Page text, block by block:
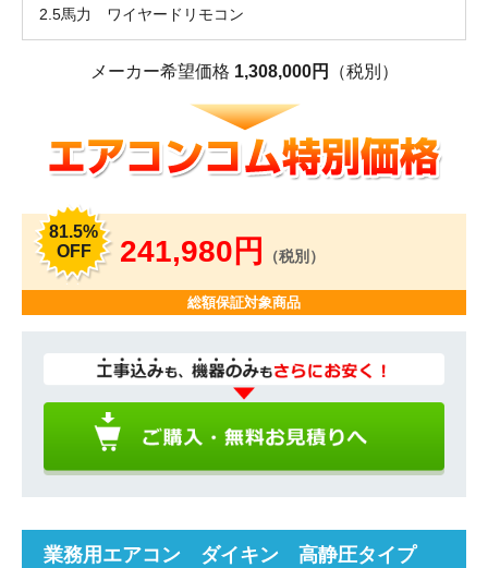
2.5馬力 ワイヤードリモコン
メーカー希望価格 1,308,000円 （税別）
81.5%
OFF
241,980円 （税別）
総額保証対象商品
業務用エアコン ダイキン 高静圧タイプ